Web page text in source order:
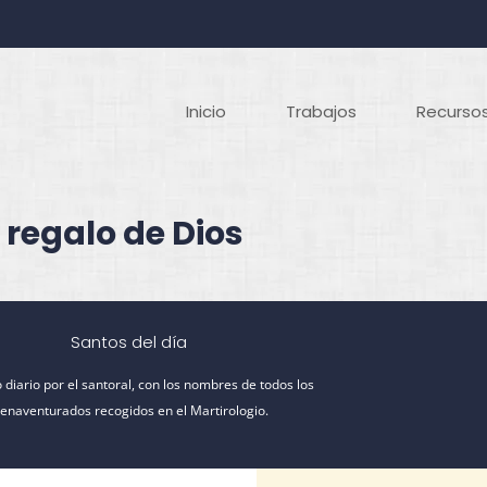
de Dios
Inicio Trabajos
Santos del día
diario por el santoral, con los nombres de todos los
recogidos en el Martirologio.